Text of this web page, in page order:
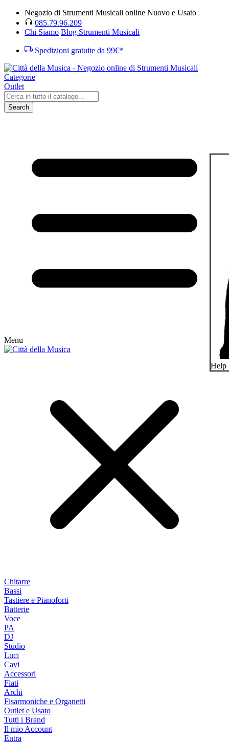
Negozio di Strumenti Musicali online Nuovo e Usato
085.79.96.209
Chi Siamo Blog Strumenti Musicali
Spedizioni gratuite da 99€*
Categorie
Outlet
Search
Menu
Chitarre
Bassi
Tastiere e Pianoforti
Batterie
Voce
PA
DJ
Studio
Luci
Cavi
Accessori
Fiati
Archi
Fisarmoniche e Organetti
Outlet e Usato
Tutti i Brand
Il mio Account
Entra
Help